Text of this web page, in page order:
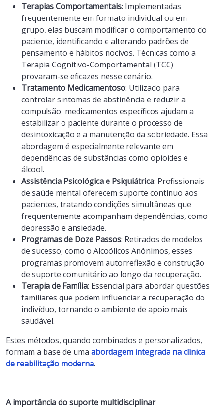
Terapias Comportamentais: Implementadas
frequentemente em formato individual ou em
grupo, elas buscam modificar o comportamento do
paciente, identificando e alterando padrões de
pensamento e hábitos nocivos. Técnicas como a
Terapia Cognitivo-Comportamental (TCC)
provaram-se eficazes nesse cenário.
Tratamento Medicamentoso: Utilizado para
controlar sintomas de abstinência e reduzir a
compulsão, medicamentos específicos ajudam a
estabilizar o paciente durante o processo de
desintoxicação e a manutenção da sobriedade. Essa
abordagem é especialmente relevante em
dependências de substâncias como opioides e
álcool.
Assistência Psicológica e Psiquiátrica: Profissionais
de saúde mental oferecem suporte contínuo aos
pacientes, tratando condições simultâneas que
frequentemente acompanham dependências, como
depressão e ansiedade.
Programas de Doze Passos: Retirados de modelos
de sucesso, como o Alcoólicos Anônimos, esses
programas promovem autorreflexão e construção
de suporte comunitário ao longo da recuperação.
Terapia de Família: Essencial para abordar questões
familiares que podem influenciar a recuperação do
indivíduo, tornando o ambiente de apoio mais
saudável.
Estes métodos, quando combinados e personalizados,
formam a base de uma abordagem integrada na clínica
de reabilitação moderna.
A importância do suporte multidisciplinar